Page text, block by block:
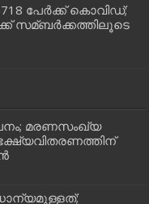
പേര്‍ക്ക് കൊവിഡ്;
സമ്ബര്‍ക്കത്തിലൂടെ
മരണസംഖ്യ